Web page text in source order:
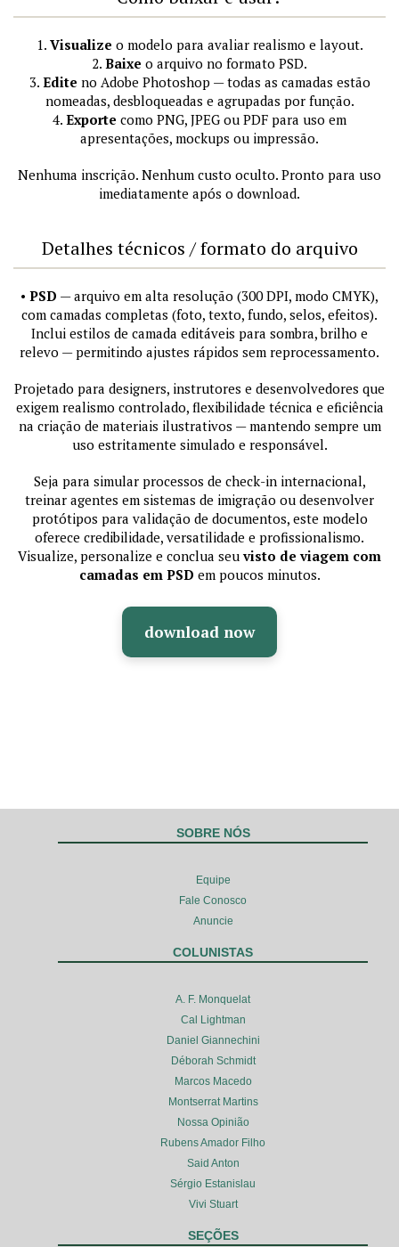
1. Visualize o modelo para avaliar realismo e layout.
2. Baixe o arquivo no formato PSD.
3. Edite no Adobe Photoshop — todas as camadas estão
nomeadas, desbloqueadas e agrupadas por função.
4. Exporte como PNG, JPEG ou PDF para uso em
apresentações, mockups ou impressão.
Nenhuma inscrição. Nenhum custo oculto. Pronto para uso
imediatamente após o download.
Detalhes técnicos / formato do arquivo
• PSD — arquivo em alta resolução (300 DPI, modo CMYK),
com camadas completas (foto, texto, fundo, selos, efeitos).
Inclui estilos de camada editáveis para sombra, brilho e
relevo — permitindo ajustes rápidos sem reprocessamento.
Projetado para designers, instrutores e desenvolvedores que
exigem realismo controlado, flexibilidade técnica e eficiência
na criação de materiais ilustrativos — mantendo sempre um
uso estritamente simulado e responsável.
Seja para simular processos de check-in internacional,
treinar agentes em sistemas de imigração ou desenvolver
protótipos para validação de documentos, este modelo
oferece credibilidade, versatilidade e profissionalismo.
Visualize, personalize e conclua seuvisto de viagem com
camadas em PSD em poucos minutos.
download now
SOBRE NÓS
Equipe
Fale Conosco
Anuncie
COLUNISTAS
A. F. Monquelat
Cal Lightman
Daniel Giannechini
Déborah Schmidt
Marcos Macedo
Montserrat Martins
Nossa Opinião
Rubens Amador Filho
Said Anton
Sérgio Estanislau
Vivi Stuart
SEÇÕES